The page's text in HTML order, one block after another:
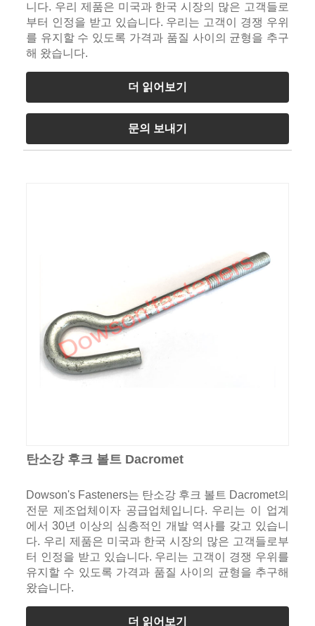
니다. 우리 제품은 미국과 한국 시장의 많은 고객들로
부터 인정을 받고 있습니다. 우리는 고객이 경쟁 우위
를 유지할 수 있도록 가격과 품질 사이의 균형을 추구
해 왔습니다.
더 읽어보기
문의 보내기
탄소강 후크 볼트 Dacromet
Dowson's Fasteners는 탄소강 후크 볼트 Dacromet의
전문 제조업체이자 공급업체입니다. 우리는 이 업계
에서 30년 이상의 심층적인 개발 역사를 갖고 있습니
다. 우리 제품은 미국과 한국 시장의 많은 고객들로부
터 인정을 받고 있습니다. 우리는 고객이 경쟁 우위를
유지할 수 있도록 가격과 품질 사이의 균형을 추구해
왔습니다.
더 읽어보기